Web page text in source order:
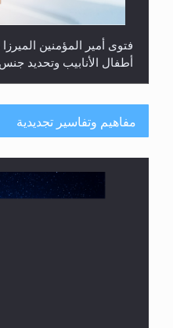
فتوى أمير المؤمنين
أطفال الأنابيب وتحديد
مفاهيم وتفاسير تجديدية